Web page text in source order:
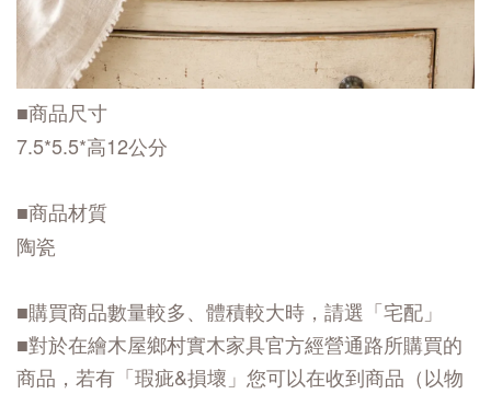
■商品尺寸
7.5*5.5*高12公分
■商品材質
陶瓷
■購買商品數量較多、體積較大時，請選「宅配」
■對於在繪木屋鄉村實木家具官方經營通路所購買的
商品，若有「瑕疵&損壞」您可以在收到商品（以物